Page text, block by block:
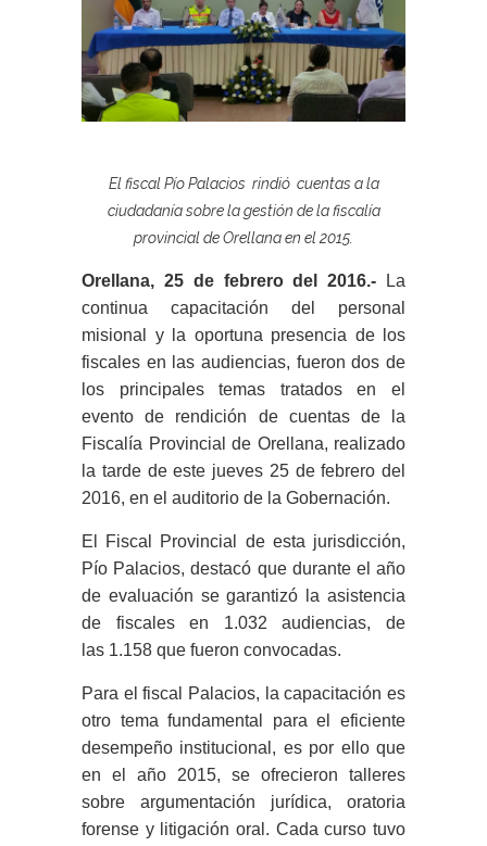
El fiscal Pío Palacios rindió cuentas a la
ciudadanía sobre la gestión de la fiscalía
provincial de Orellana en el 2015.
Orellana, 25 de febrero del 2016.- La
continua capacitación del personal
misional y la oportuna presencia de los
fiscales en las audiencias, fueron dos de
los principales temas tratados en el
evento de rendición de cuentas de la
Fiscalía Provincial de Orellana, realizado
la tarde de este jueves 25 de febrero del
2016, en el auditorio de la Gobernación.
El Fiscal Provincial de esta jurisdicción,
Pío Palacios, destacó que durante el año
de evaluación se garantizó la asistencia
de fiscales en 1.032 audiencias, de
las 1.158 que fueron convocadas.
Para el fiscal Palacios, la capacitación es
otro tema fundamental para el eficiente
desempeño institucional, es por ello que
en el año 2015, se ofrecieron talleres
sobre argumentación jurídica, oratoria
forense y litigación oral. Cada curso tuvo